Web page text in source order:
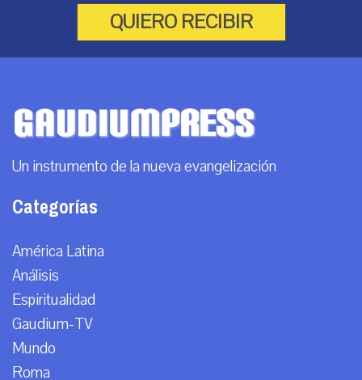
QUIERO RECIBIR
Un instrumento de la nueva evangelización
Categorías
América Latina
Análisis
Espiritualidad
Gaudium-TV
Mundo
Roma